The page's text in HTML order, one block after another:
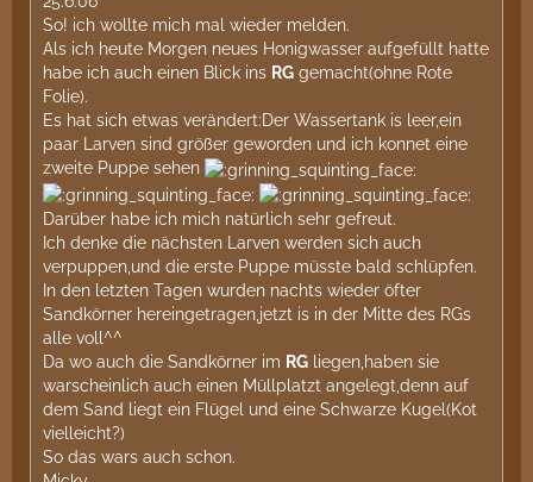
So! ich wollte mich mal wieder melden.
Als ich heute Morgen neues Honigwasser aufgefüllt hatte
habe ich auch einen Blick ins RG gemacht(ohne Rote
Folie).
Es hat sich etwas verändert:Der Wassertank is leer,ein
paar Larven sind größer geworden und ich konnet eine
zweite Puppe sehen
Darüber habe ich mich natürlich sehr gefreut.
Ich denke die nächsten Larven werden sich auch
verpuppen,und die erste Puppe müsste bald schlüpfen.
In den letzten Tagen wurden nachts wieder öfter
Sandkörner hereingetragen,jetzt is in der Mitte des RGs
alle voll^^
Da wo auch die Sandkörner im RG liegen,haben sie
warscheinlich auch einen Müllplatzt angelegt,denn auf
dem Sand liegt ein Flügel und eine Schwarze Kugel(Kot
vielleicht?)
So das wars auch schon.